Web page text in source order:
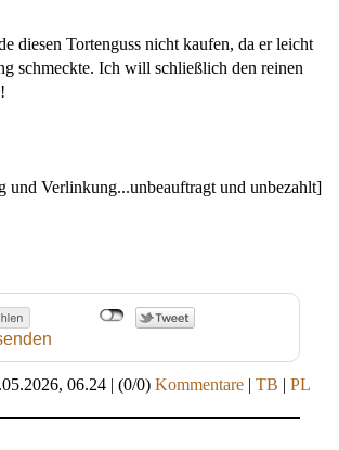
diesen Tortenguss nicht kaufen, da er leicht
schmeckte. Ich will schließlich den reinen
und Verlinkung...unbeauftragt und unbezahlt]
06.24 | (0/0) Kommentare | TB | PL